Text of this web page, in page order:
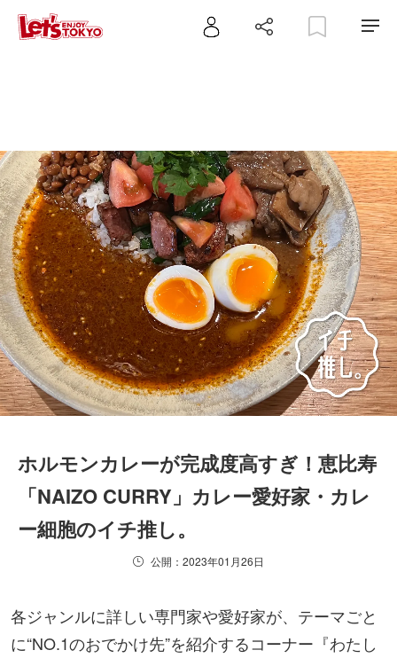
ホルモンカレーが完成度高すぎ！恵比寿
「NAIZO CURRY」カレー愛好家・カレ
ー細胞のイチ推し。
公開：2023年01月26日
各ジャンルに詳しい専門家や愛好家が、テーマごと
に“NO.1のおでかけ先”を紹介するコーナー『わたし